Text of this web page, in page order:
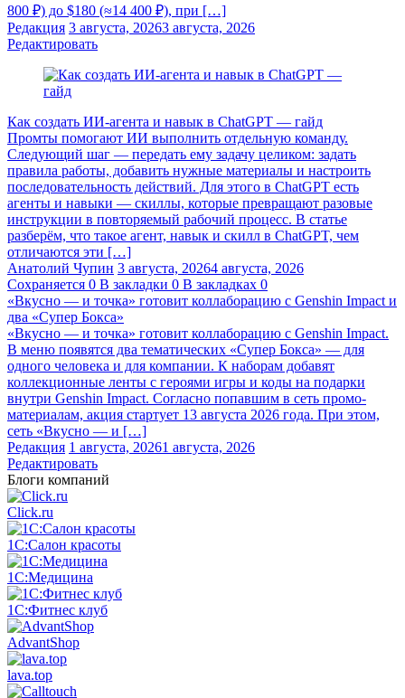
800 ₽) до $180 (≈14 400 ₽), при […]
Редакция 3 августа, 20263 августа, 2026
Редактировать
Как создать ИИ-агента и навык в ChatGPT — гайд
Промты помогают ИИ выполнить отдельную команду.
Следующий шаг — передать ему задачу целиком: задать
правила работы, добавить нужные материалы и настроить
последовательность действий. Для этого в ChatGPT есть
агенты и навыки — скиллы, которые превращают разовые
инструкции в повторяемый рабочий процесс. В статье
разберём, что такое агент, навык и скилл в ChatGPT, чем
отличаются эти […]
Анатолий Чупин 3 августа, 20264 августа, 2026
Сохраняется 0 В закладки 0 В закладках 0
«Вкусно — и точка» готовит коллаборацию с Genshin Impact и
два «Супер Бокса»
«Вкусно — и точка» готовит коллаборацию с Genshin Impact.
В меню появятся два тематических «Супер Бокса» — для
одного человека и для компании. К наборам добавят
коллекционные ленты с героями игры и коды на подарки
внутри Genshin Impact. Согласно попавшим в сеть промо-
материалам, акция стартует 13 августа 2026 года. При этом,
сеть «Вкусно — и […]
Редакция 1 августа, 20261 августа, 2026
Редактировать
Блоги компаний
Click.ru
1С:Салон красоты
1С:Медицина
1С:Фитнес клуб
AdvantShop
lava.top